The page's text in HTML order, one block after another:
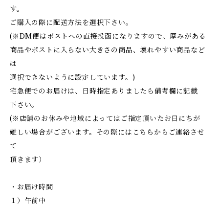
す。
ご購入の際に配送方法を選択下さい。
(※DM便はポストへの直接投函になりますので、厚みがある
商品やポストに入らない大きさの商品、壊れやすい商品など
は
選択できないように設定しています。)
宅急便でのお届けは、日時指定ありましたら備考欄に記載
下さい。
(※店舗のお休みや地域によってはご指定頂いたお日にちが
難しい場合がございます。その際にはこちらからご連絡させ
て
頂きます）
・お届け時間
１）午前中